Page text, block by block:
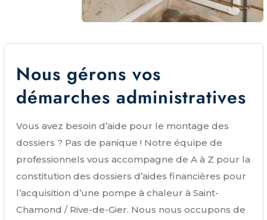
Nous gérons vos
démarches administratives
Vous avez besoin d’aide pour le montage des
dossiers ? Pas de panique ! Notre équipe de
professionnels vous accompagne de A à Z pour la
constitution des dossiers d’aides financières pour
l’acquisition d’une pompe à chaleur à Saint-
Chamond / Rive-de-Gier. Nous nous occupons de